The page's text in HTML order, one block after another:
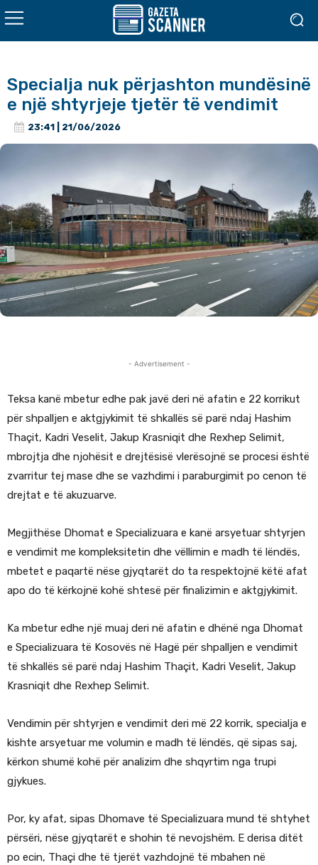
Specialja nuk përjashton mundësinë
e një shtyrjeje tjetër të vendimit
23:41 | 21/06/2026
- Advertisement -
Teksa kanë mbetur edhe pak javë deri në afatin e 22 korrikut
për shpalljen e aktgjykimit të shkallës së parë ndaj Hashim
Thaçit, Kadri Veselit, Jakup Krasniqit dhe Rexhep Selimit,
mbrojtja dhe njohësit e drejtësisë vlerësojnë se procesi është
zvarritur tej mase dhe se vazhdimi i paraburgimit po cenon të
drejtat e të akuzuarve.
Megjithëse Dhomat e Specializuara e kanë arsyetuar shtyrjen
e vendimit me kompleksitetin dhe vëllimin e madh të lëndës,
mbetet e paqartë nëse gjyqtarët do ta respektojnë këtë afat
apo do të kërkojnë kohë shtesë për finalizimin e aktgjykimit.
Ka mbetur edhe një muaj deri në afatin e dhënë nga Dhomat
e Specializuara të Kosovës në Hagë për shpalljen e vendimit
të shkallës së parë ndaj Hashim Thaçit, Kadri Veselit, Jakup
Krasniqit dhe Rexhep Selimit.
Vendimin për shtyrjen e vendimit deri më 22 korrik, specialja e
kishte arsyetuar me volumin e madh të lëndës, që sipas saj,
kërkon shumë kohë për analizim dhe shqyrtim nga trupi
gjykues.
Por, ky afat, sipas Dhomave të Specializuara mund të shtyhet
përsëri, nëse gjyqtarët e shohin të nevojshëm. E derisa ditët
po ecin, Thaçi dhe të tjerët vazhdojnë të mbahen në